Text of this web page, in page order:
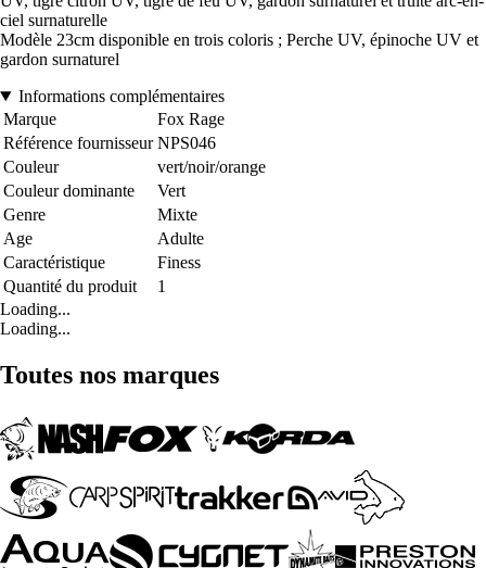
ciel surnaturelle
Modèle 23cm disponible en trois coloris ; Perche UV, épinoche UV et
gardon surnaturel
Informations complémentaires
Marque
Fox Rage
Référence fournisseur NPS046
Couleur
vert/noir/orange
Couleur dominante
Vert
Genre
Mixte
Age
Adulte
Caractéristique
Finess
Quantité du produit
1
Loading...
Loading...
Toutes nos marques